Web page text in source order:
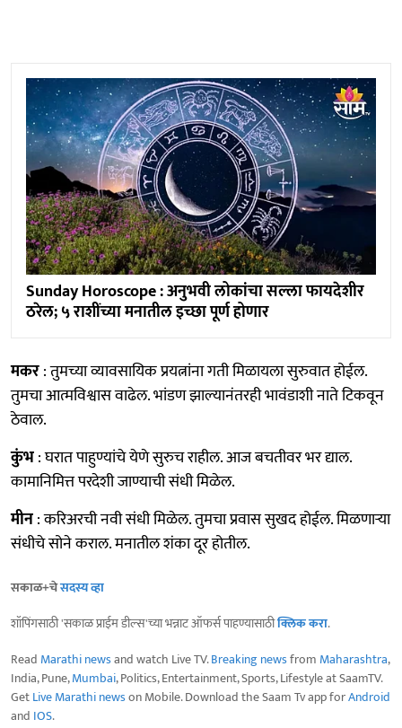
Sunday Horoscope : अनुभवी लोकांचा सल्ला फायदेशीर
ठरेल; ५ राशींच्या मनातील इच्छा पूर्ण होणार
मकर: तुमच्या व्यावसायिक प्रयत्नांना गती मिळायला सुरुवात होईल.
तुमचा आत्मविश्वास वाढेल. भांडण झाल्यानंतरही भावंडाशी नाते टिकवून
ठेवाल.
कुंभ: घरात पाहुण्यांचे येणे सुरुच राहील. आज बचतीवर भर द्याल.
कामानिमित्त परदेशी जाण्याची संधी मिळेल.
मीन: करिअरची नवी संधी मिळेल. तुमचा प्रवास सुखद होईल. मिळणाऱ्या
संधीचे सोने कराल. मनातील शंका दूर होतील.
सकाळ+चेसदस्य व्हा
शॉपिंगसाठी 'सकाळ प्राईम डील्स'च्या भन्नाट ऑफर्स पाहण्यासाठीक्लिक करा.
Read Marathi newsand watch Live TV.Breaking newsfrom Maharashtra,
India, Pune,Mumbai, Politics, Entertainment, Sports, Lifestyle at SaamTV.
GetLive Marathi newson Mobile. Download the Saam Tv app forAndroid
and IOS.